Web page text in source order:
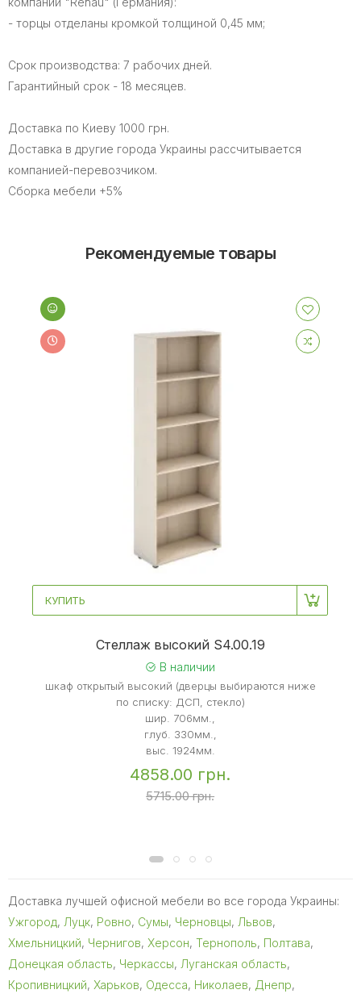
- торцы отделаны кромкой толщиной 0,45 мм;
Срок производства: 7 рабочих дней.
Гарантийный срок - 18 месяцев.
Доставка по Киеву 1000 грн.
Доставка в другие города Украины рассчитывается
компанией-перевозчиком.
Сборка мебели +5%
Рекомендуемые товары
КУПИТЬ
Стеллаж высокий S4.00.19
В наличии
шкаф открытый высокий (дверцы выбираются ниже
по списку: ДСП, стекло)
шир. 706мм.,
глуб. 330мм.,
выс. 1924мм.
4858.00 грн.
5715.00 грн.
Доставка лучшей офисной мебели во все города Украины:
Ужгород, Луцк, Ровно, Сумы, Черновцы, Львов,
Хмельницкий, Чернигов, Херсон, Тернополь, Полтава,
Донецкая область, Черкассы, Луганская область,
Кропивницкий, Харьков, Одесса, Николаев, Днепр,